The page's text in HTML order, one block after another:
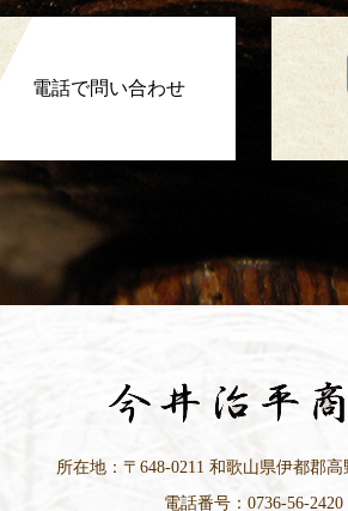
電話で問い合わせ
所在地：〒648-0211 和歌山県伊都郡高
電話番号：0736-56-2420